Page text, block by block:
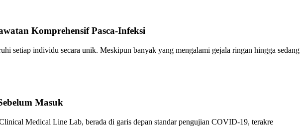
Komprehensif Pasca-Infeksi
setiap individu secara unik. Meskipun banyak yang mengalami gejala ringan hingga sedang
Masuk
Medical Line Lab, berada di garis depan standar pengujian COVID-19, terakre